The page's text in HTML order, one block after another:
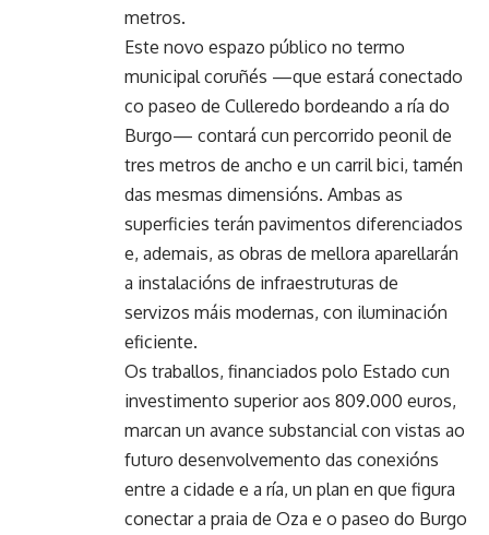
metros.
Este novo espazo público no termo
municipal coruñés —que estará conectado
co paseo de Culleredo bordeando a ría do
Burgo— contará cun percorrido peonil de
tres metros de ancho e un carril bici, tamén
das mesmas dimensións. Ambas as
superficies terán pavimentos diferenciados
e, ademais, as obras de mellora aparellarán
a instalacións de infraestruturas de
servizos máis modernas, con iluminación
eficiente.
Os traballos, financiados polo Estado cun
investimento superior aos 809.000 euros,
marcan un avance substancial con vistas ao
futuro desenvolvemento das conexións
entre a cidade e a ría, un plan en que figura
conectar a praia de Oza e o paseo do Burgo